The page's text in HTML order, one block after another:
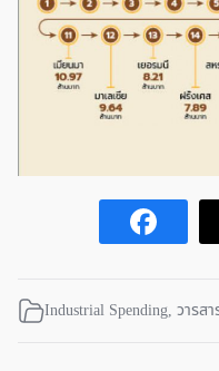
Industrial Spending, วารส